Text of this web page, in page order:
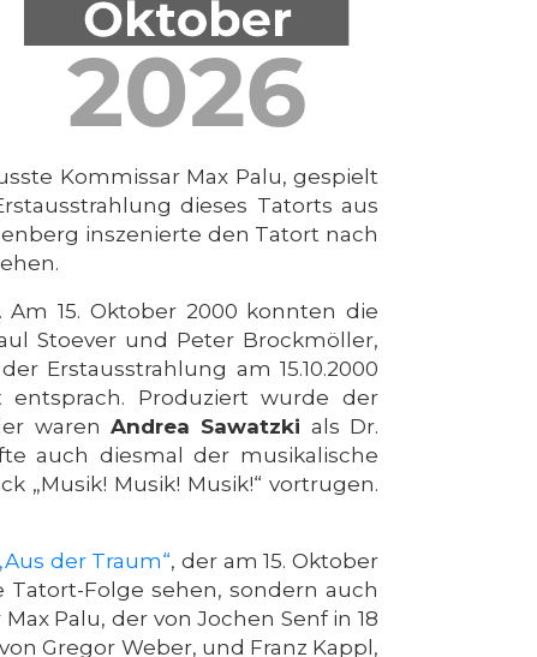
Kommissar Max Palu, gespielt
dieses Tatorts aus
inszenierte den Tatort nach
15. Oktober 2000 konnten die
Stoever und Peter Brockmöller,
Erstausstrahlung am 15.10.2000
entsprach. Produziert wurde der
warenAndrea Sawatzki als Dr.
auch diesmal der musikalische
Musik! Musik!“ vortrugen.
der Traum“, der am 15. Oktober
Tatort-Folge sehen, sondern auch
Palu, der von Jochen Senf in 18
Gregor Weber, und Franz Kappl,